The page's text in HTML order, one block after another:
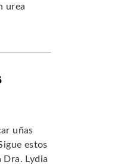
urea
uñas
estos
Dra. Lydia